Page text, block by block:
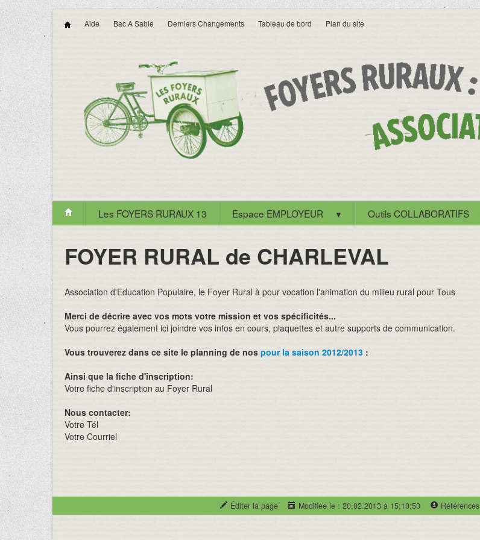
Aide Bac A Sable Derniers Changements Tableau de bord Plan du site
Les FOYERS RURAUX 13 Espace EMPLOYEUR ▼ Outils COLLABORATIFS
FOYER RURAL de CHARLEVAL
Association d'Education Populaire, le Foyer Rural à pour vocation l'animation du milieu rural pour Tous
Merci de décrire avec vos mots votre mission et vos spécificités...
Vous pourrez également ici joindre vos infos en cours, plaquettes et autre supports de communication.
Vous trouverez dans ce site le planning de nos pour la saison 2012/2013 :
Ainsi que la fiche d'inscription:
Votre fiche d'inscription au Foyer Rural
Nous contacter:
Votre Tél
Votre Courriel
Éditer la page Modifiée le : 20.02.2013 à 15:10:50 Références